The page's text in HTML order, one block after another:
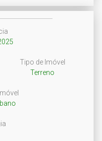
Tipo de Imóvel
Terreno